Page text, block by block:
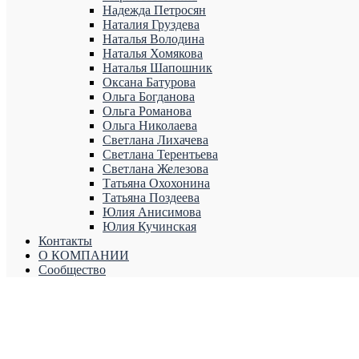
Надежда Петросян
Наталия Груздева
Наталья Володина
Наталья Хомякова
Наталья Шапошник
Оксана Батурова
Ольга Богданова
Ольга Романова
Ольга Николаева
Светлана Лихачева
Светлана Терентьева
Светлана Железова
Татьяна Охохонина
Татьяна Поздеева
Юлия Анисимова
Юлия Кучинская
Контакты
О КОМПАНИИ
Сообщество